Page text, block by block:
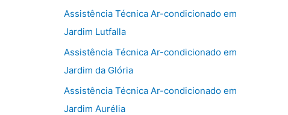
Assistência Técnica Ar-condicionado em
Jardim Lutfalla
Assistência Técnica Ar-condicionado em
Jardim da Glória
Assistência Técnica Ar-condicionado em
Jardim Aurélia